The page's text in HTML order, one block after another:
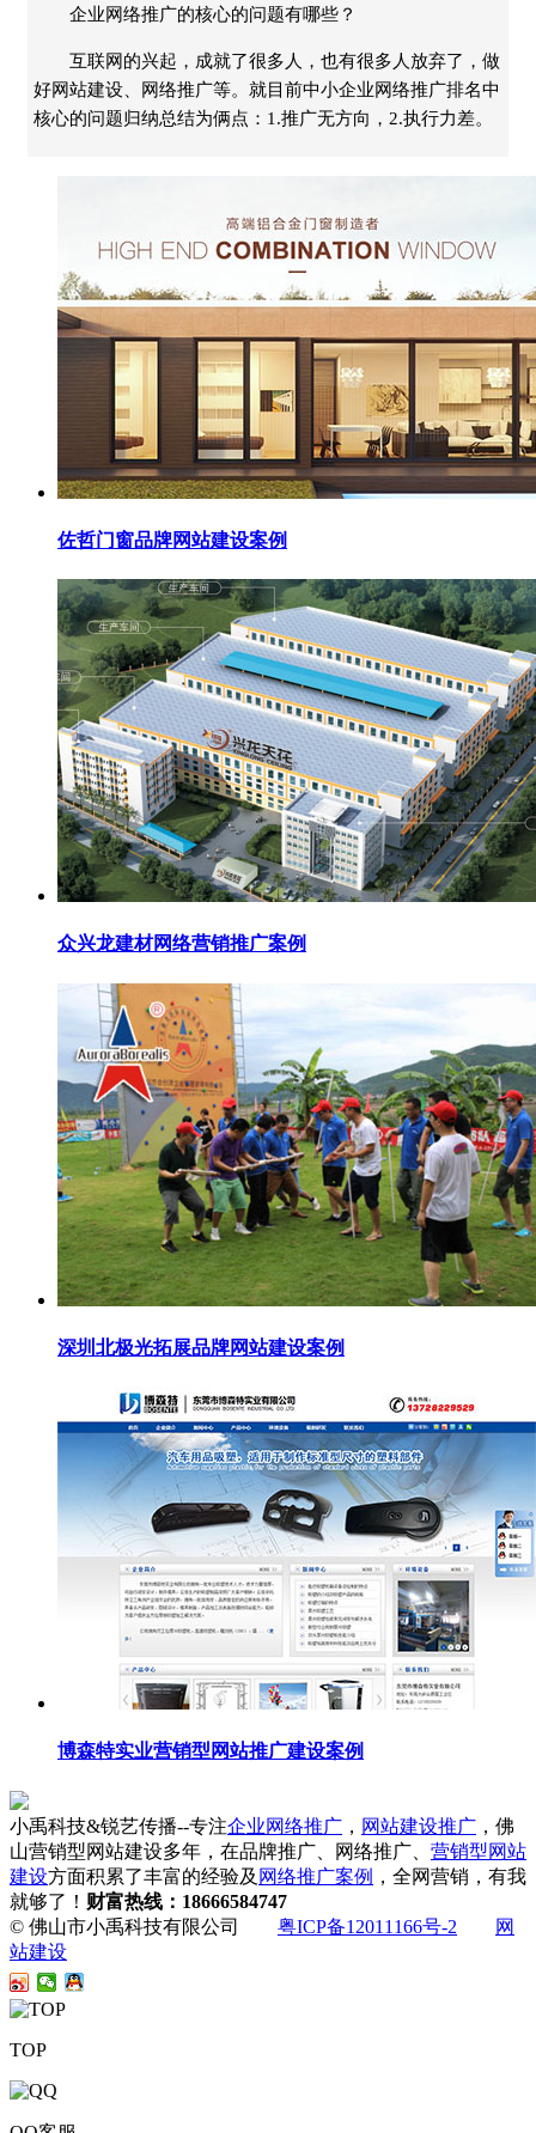
企业网络推广的核心的问题有哪些？
互联网的兴起，成就了很多人，也有很多人放弃了，做
好网站建设、网络推广等。就目前中小企业网络推广排名中
核心的问题归纳总结为俩点：1.推广无方向，2.执行力差。
佐哲门窗品牌网站建设案例
众兴龙建材网络营销推广案例
深圳北极光拓展品牌网站建设案例
博森特实业营销型网站推广建设案例
小禹科技&锐艺传播--专注企业网络推广 ， 网站建设推广 ，佛
山营销型网站建设多年，在品牌推广、网络推广、 营销型网站
建设方面积累了丰富的经验及 网络推广案例 ，全网营销，有我
就够了！ 财富热线：18666584747
© 佛山市小禹科技有限公司 粤ICP备12011166号-2
网
站建设
TOP